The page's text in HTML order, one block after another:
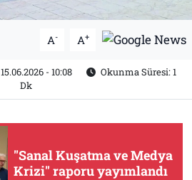
A- A+
15.06.2026 - 10:08
Okunma Süresi: 1
Dk
"Sanal Kuşatma ve Medya
Krizi" raporu yayımlandı